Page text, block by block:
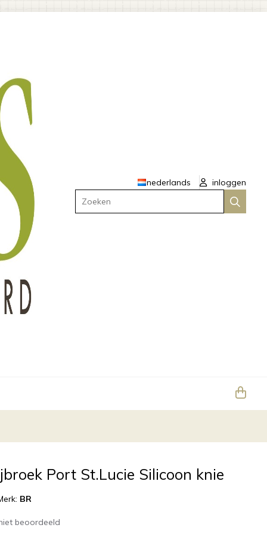
nederlands
inloggen
Zoeken
Port St.Lucie Silicoon knie
BR
beoordeeld